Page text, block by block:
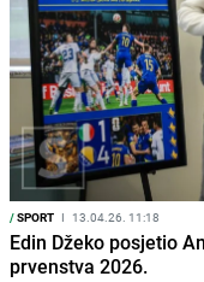
/SPORT I 13.04.26. 11:18
Edin Džeko posjetio
prvenstva 2026.